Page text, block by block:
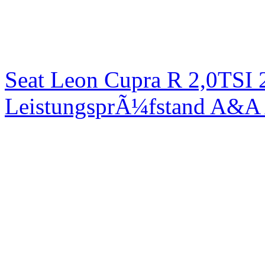
Seat Leon Cupra R
LeistungsprÃ¼fstand